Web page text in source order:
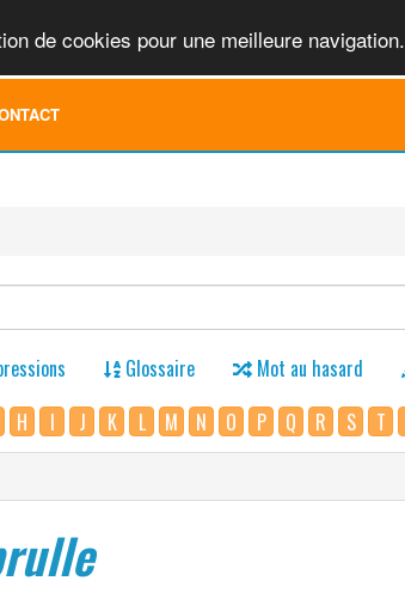
de cookies pour une meilleure navigation.
Glossaire Mot au hasard
H I J K L M N O P Q R S T